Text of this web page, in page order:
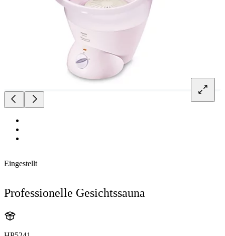
Eingestellt
Professionelle Gesichtssauna